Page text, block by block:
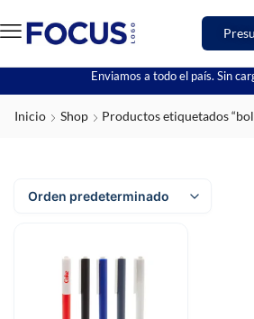
Enviamos a todo el país. Sin
Inicio Shop Productos etiquetados